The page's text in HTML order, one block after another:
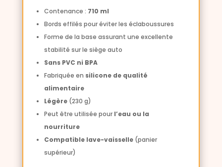
Contenance : 710 ml
Bords effilés pour éviter les éclaboussures
Forme de la base assurant une excellente
stabilité sur le siège auto
Sans PVC ni BPA
Fabriquée en silicone de qualité
alimentaire
Légère(230 g)
Peut être utilisée pour l’eau ou la
nourriture
Compatible lave-vaisselle(panier
supérieur)